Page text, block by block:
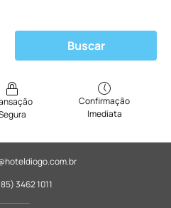
Buscar
Confirmação
Imediata
3462 1011